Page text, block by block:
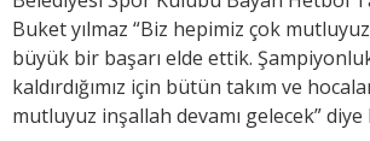
Buket yılmaz “Biz hepimiz çok
büyük bir başarı elde ettik.
kaldırdığımız için bütün takım ve
mutluyuz inşallah devamı gelecek”